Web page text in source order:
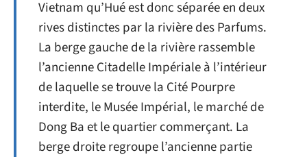
Vietnam qu’Hué est donc séparée en deux
rives distinctes par la rivière des Parfums.
La berge gauche de la rivière rassemble
l’ancienne Citadelle Impériale à l’intérieur
de laquelle se trouve la Cité Pourpre
interdite, le Musée Impérial, le marché de
Dong Ba et le quartier commerçant. La
berge droite regroupe l’ancienne partie